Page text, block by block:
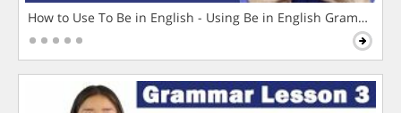
How to Use To Be in English - Using Be in English Grammar